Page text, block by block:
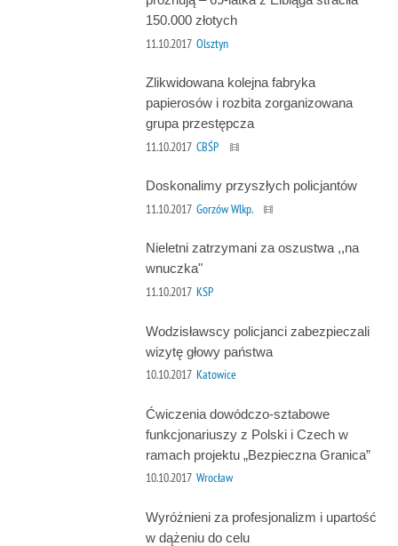
150.000 złotych
11.10.2017 Olsztyn
Zlikwidowana kolejna fabryka
papierosów i rozbita zorganizowana
grupa przestępcza
11.10.2017 CBŚP
Doskonalimy przyszłych policjantów
11.10.2017 Gorzów Wlkp.
Nieletni zatrzymani za oszustwa ,,na
wnuczka"
11.10.2017 KSP
Wodzisławscy policjanci zabezpieczali
wizytę głowy państwa
10.10.2017 Katowice
Ćwiczenia dowódczo-sztabowe
funkcjonariuszy z Polski i Czech w
ramach projektu „Bezpieczna Granica”
10.10.2017 Wrocław
Wyróżnieni za profesjonalizm i upartość
w dążeniu do celu